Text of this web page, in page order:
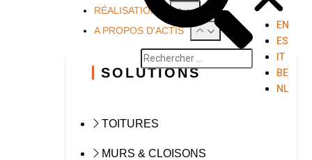
RÉALISATIONS
A PROPOS D'ACTIS
SOLUTIONS
TOITURES
MURS & CLOISONS
EN
ES
IT
BE
NL